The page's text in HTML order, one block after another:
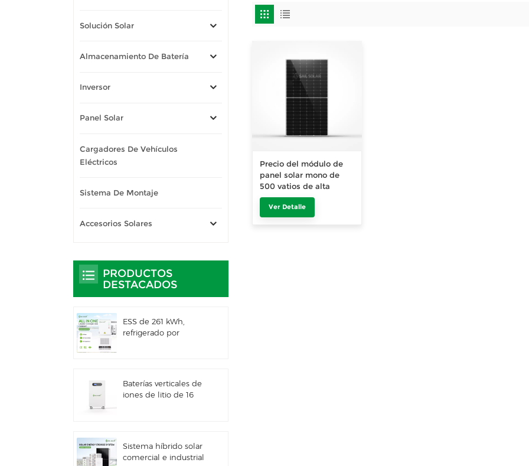
Precio del módulo de
panel solar mono de
500 vatios de alta
eficiencia 10BB
Ver Detalle
Solución Solar
Almacenamiento De Batería
Inversor
Panel Solar
Cargadores De Vehículos
Eléctricos
Sistema De Montaje
Accesorios Solares
PRODUCTOS
DESTACADOS
ESS de 261 kWh,
refrigerado por
Baterías verticales de
iones de litio de 16
Sistema híbrido solar
comercial e industrial